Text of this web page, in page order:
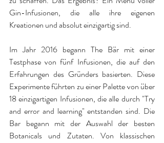
Gin-Infusionen, die alle ihre eigenen
Kreationen und absolut einzigartig sind.
Im Jahr 2016 begann The Bär mit einer
Testphase von fünf Infusionen, die auf den
Erfahrungen des Gründers basierten. Diese
Experimente führten zu einer Palette von über
18 einzigartigen Infusionen, die alle durch "Try
and error and learning" entstanden sind. Die
Bar begann mit der Auswahl der besten
Botanicals und Zutaten. Von klassischen